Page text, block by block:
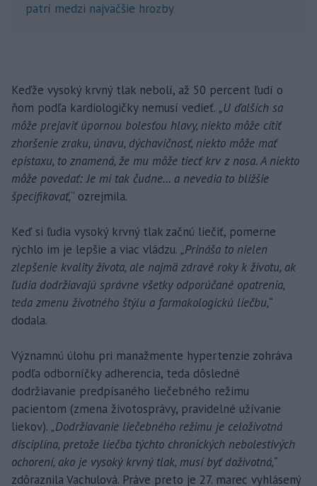
patrí medzi najväčšie hrozby
Keďže vysoký krvný tlak nebolí, až 50 percent ľudí o
ňom podľa kardiologičky nemusí vedieť. „U ďalších sa
môže prejaviť úpornou bolesťou hlavy, niekto môže cítiť
zhoršenie zraku, únavu, dýchavičnosť, niekto môže mať
epistaxu, to znamená, že mu môže tiecť krv z nosa. A niekto
môže povedať: Je mi tak čudne... a nevedia to bližšie
špecifikovať,“ ozrejmila.
Keď si ľudia vysoký krvný tlak začnú liečiť, pomerne
rýchlo im je lepšie a viac vládzu. „Prináša to nielen
zlepšenie kvality života, ale najmä zdravé roky k životu, ak
ľudia dodržiavajú správne všetky odporúčané opatrenia,
teda zmenu životného štýlu a farmakologickú liečbu,“
dodala.
Významnú úlohu pri manažmente hypertenzie zohráva
podľa odborníčky adherencia, teda dôsledné
dodržiavanie predpísaného liečebného režimu
pacientom (zmena životosprávy, pravidelné užívanie
liekov). „Dodržiavanie liečebného režimu je celoživotná
disciplína, pretože liečba týchto chronických nebolestivých
ochorení, ako je vysoký krvný tlak, musí byť doživotná,“
zdôraznila Vachulová. Práve preto je 27. marec vyhlásený